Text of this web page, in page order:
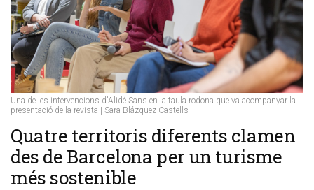
Una de les intervencions d'Alidé Sans en la taula rodona que va acompanyar la
presentació de la revista | Sara Blázquez Castells
​Quatre territoris diferents clamen
des de Barcelona per un turisme
més sostenible